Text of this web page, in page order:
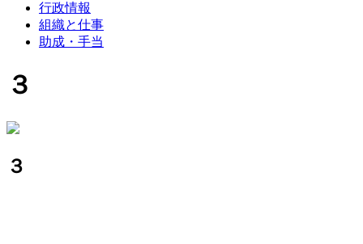
行政情報
組織と仕事
助成・手当
３
３